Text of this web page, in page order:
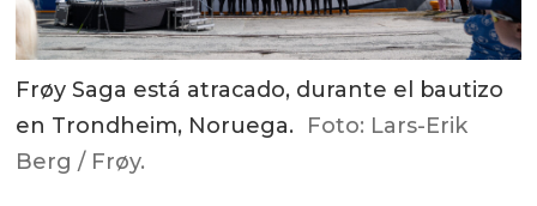
Frøy Saga está atracado, durante el bautizo
en Trondheim, Noruega. Foto: Lars-Erik
Berg / Frøy.